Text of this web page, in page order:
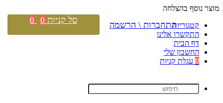
מוצר נוסף בהצלחה
קטגוריות
התקשרו אלינו
דף הבית
החשבון שלי
0 עגלת קניות
התחברות \ הרשמה סל קניות 0
0